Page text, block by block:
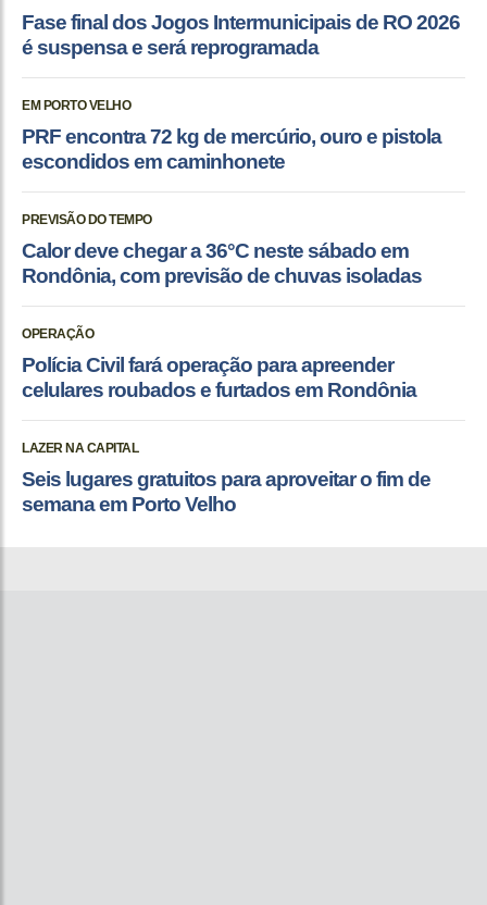
Fase final dos Jogos Intermunicipais de RO 2026
é suspensa e será reprogramada
EM PORTO VELHO
PRF encontra 72 kg de mercúrio, ouro e pistola
escondidos em caminhonete
PREVISÃO DO TEMPO
Calor deve chegar a 36°C neste sábado em
Rondônia, com previsão de chuvas isoladas
OPERAÇÃO
Polícia Civil fará operação para apreender
celulares roubados e furtados em Rondônia
LAZER NA CAPITAL
Seis lugares gratuitos para aproveitar o fim de
semana em Porto Velho